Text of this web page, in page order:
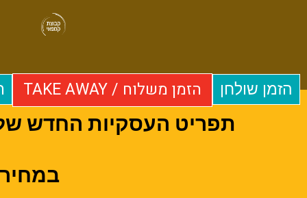
הזמן שולחן הזמן משלוח / TAKE AWAY
תפריט העסקיות החדש